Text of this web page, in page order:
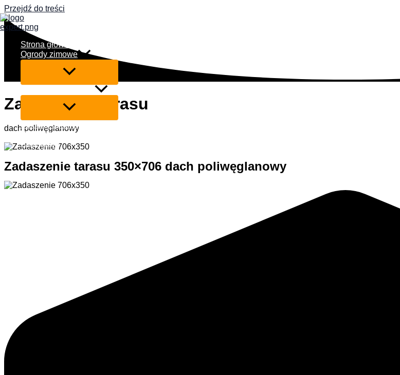
Przejdź do treści
Strona główna
Ogrody zimowe
Szklane ściany przesuwne
Współpraca
Realizacje
Kontakt
Zadaszenie tarasu
dach poliwęglanowy
Zadaszenie tarasu 350×706 dach poliwęglanowy